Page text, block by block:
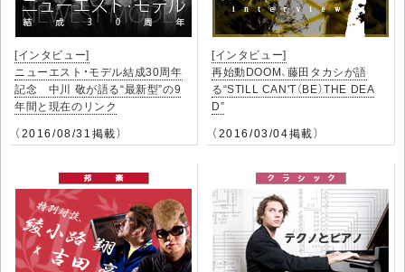
[インタビュー]
ニューエスト・モデル結成30周年
記念 中川 敬が語る“最新型”の9
年間と現在のリンク
（2016/08/31掲載）
[インタビュー]
再始動DOOM、藤田タカシが語
る“STILL CAN'T（BE）THE DEA
D”
（2016/03/04掲載）